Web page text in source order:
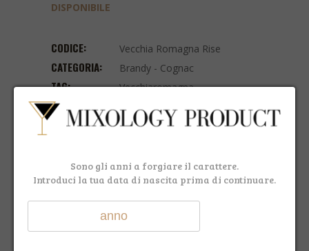
DISPONIBILE
CODICE: Vecchia Romagna Rise
CATEGORIA: Brandy - Cognac
TAG: Vecchiaromagna,
Riserva10anni, Vecchiaromagna10anni
DESCRIZIONE
Sono gli anni a forgiare il carattere.
Introduci la tua data di nascita prima di continuare.